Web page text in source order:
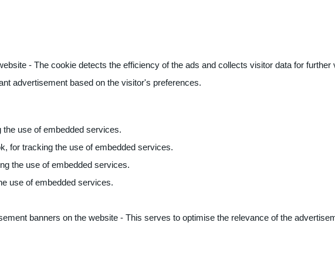
- The cookie detects the efficiency of the ads and collects visitor data for further
advertisement based on the visitor's preferences.
use of embedded services.
for tracking the use of embedded services.
the use of embedded services.
use of embedded services.
banners on the website - This serves to optimise the relevance of the